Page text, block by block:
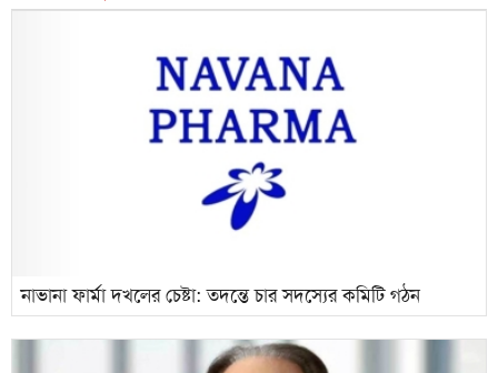
নাভানা ফার্মা দখলের চেষ্টা: তদন্তে চার সদস্যের কমিটি গঠন